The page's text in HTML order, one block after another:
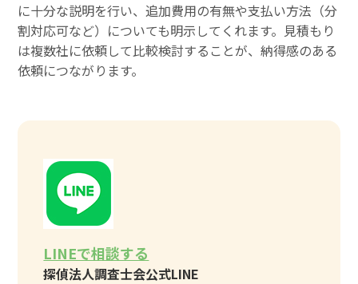
に十分な説明を行い、追加費用の有無や支払い方法（分
割対応可など）についても明示してくれます。見積もり
は複数社に依頼して比較検討することが、納得感のある
依頼につながります。
LINEで相談する
探偵法人調査士会公式LINE